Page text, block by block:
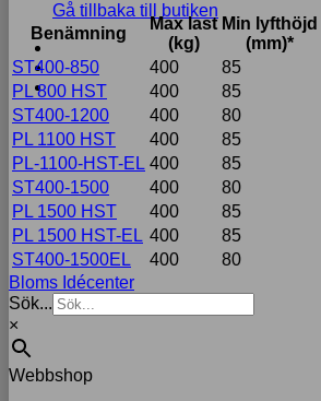
Gå tillbaka till butiken
Benämning
Max last
(kg)
Min lyfthöjd
(mm)*
ST400-850
400 85
PL 800 HST
400 85
ST400-1200
400 80
PL 1100 HST
400 85
PL-1100-HST-EL 400 85
ST400-1500
400 80
PL 1500 HST
400 85
PL 1500 HST-EL 400 85
ST400-1500EL
400 80
Bloms Idécenter
Sök...
×
Webbshop
över huvud
taget ska
fungera.
Statistik
För att vi ska
kunna
förbättra
hemsidans
funktionalitet
och
uppbyggnad,
baserat på
hur